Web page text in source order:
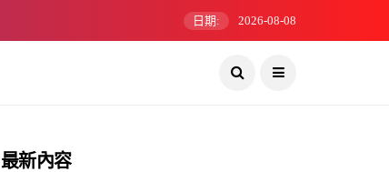
日期: 2026-08-08
最新內容